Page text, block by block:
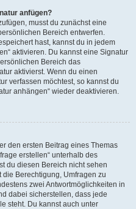
anfügen?
musst du zunächst eine
Bereich entwerfen.
hast, kannst du in jedem
aktivieren. Du kannst eine Signatur
Bereich das
aktivierst. Wenn du einen
verfassen möchtest, so kannst du
anhängen“ wieder deaktivieren.
den ersten Beitrag eines Themas
erstellen“ unterhalb des
du diesen Bereich nicht sehen
Berechtigung, Umfragen zu
zwei Antwortmöglichkeiten in
dabei sicherstellen, dass jede
steht. Du kannst auch unter